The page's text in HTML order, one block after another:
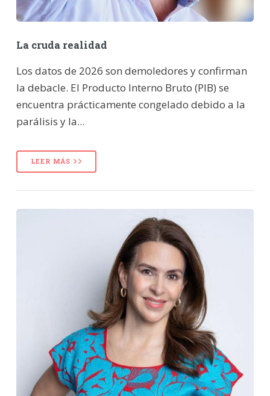
La cruda realidad
Los datos de 2026 son demoledores y confirman
la debacle. El Producto Interno Bruto (PIB) se
encuentra prácticamente congelado debido a la
parálisis y la...
LEER MÁS